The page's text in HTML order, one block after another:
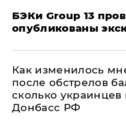
​БЭКи Group 13
опубликованы
Как изменилось
после обстрелов
сколько украинцев
Донбасс РФ